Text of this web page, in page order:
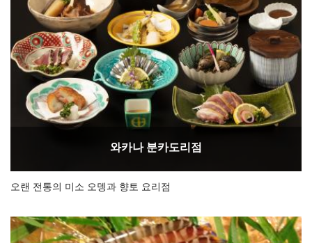
와카나 분카도리점
오랜 전통의 미소 오뎅과 향토 요리점